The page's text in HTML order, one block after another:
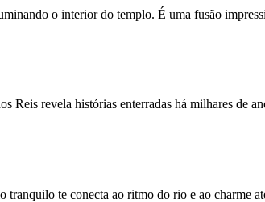
o interior do templo. É uma fusão
revela histórias enterradas há milhares de
te conecta ao ritmo do rio e ao charme